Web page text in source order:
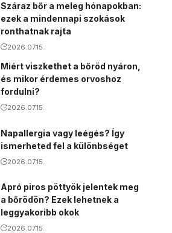
Száraz bőr a meleg hónapokban:
ezek a mindennapi szokások
ronthatnak rajta
2026.07.15.
Miért viszkethet a bőröd nyáron,
és mikor érdemes orvoshoz
fordulni?
2026.07.15.
Napallergia vagy leégés? Így
ismerheted fel a különbséget
2026.07.15.
Apró piros pöttyök jelentek meg
a bőrödön? Ezek lehetnek a
leggyakoribb okok
2026.07.15.